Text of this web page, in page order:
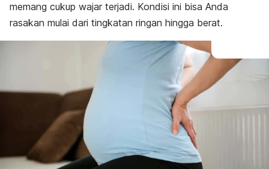
memang cukup wajar terjadi. Kondisi ini bisa Anda
rasakan mulai dari tingkatan ringan hingga berat.